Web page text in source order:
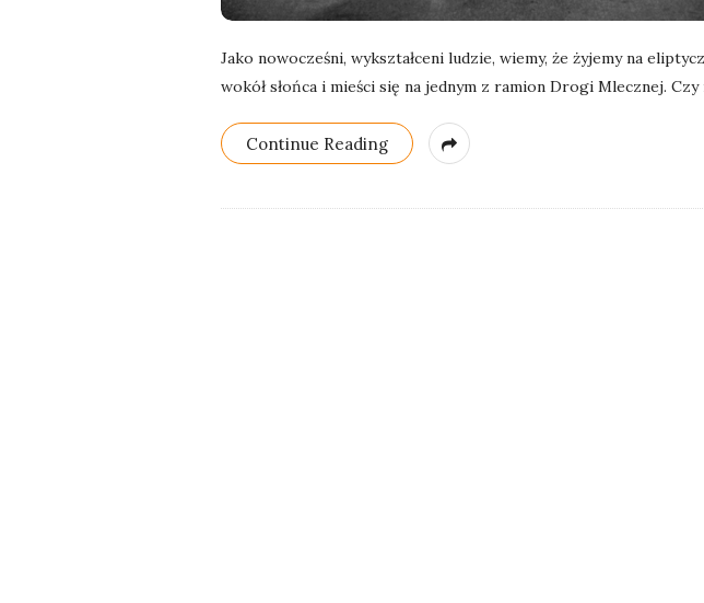
r
y
Jako nowocześni, wykształceni ludzie, wiemy, że żyjemy na
wokół słońca i mieści się na jednym z ramion Drogi Mlecznej.
Continue Reading